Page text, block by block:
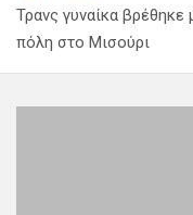
Τρανς γυναίκα
πόλη στο Μισούρι